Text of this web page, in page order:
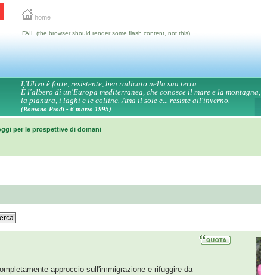
home
FAIL (the browser should render some flash content, not this).
L'Ulivo è forte, resistente, ben radicato nella sua terra.
È l'albero di un'Europa mediterranea, che conosce il mare e la montagna,
la pianura, i laghi e le colline. Ama il sole e... resiste all'inverno.
(Romano Prodi - 6 marzo 1995)
per le prospettive di domani
approccio sull'immigrazione e rifuggire da